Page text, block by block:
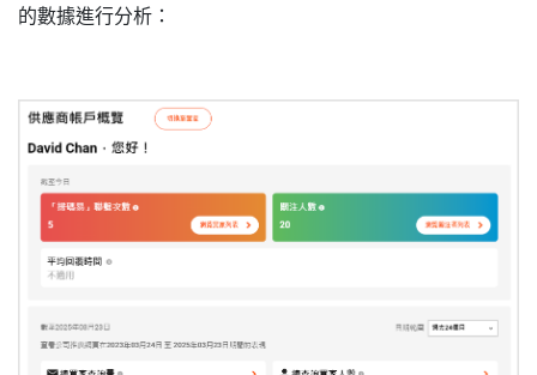
的數據進行分析：